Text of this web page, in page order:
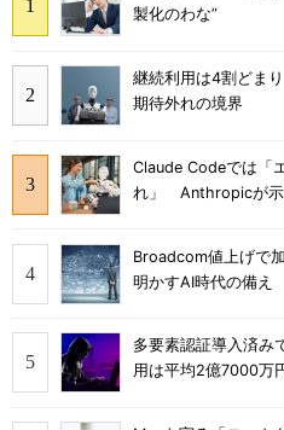
製化のわな”
継続利用は4割どま
期待外れの境界
Claude Codeでは「
れ」 Anthropicが示
Broadcom値上げで
明かすAI時代の備え
多要素認証導入済
用は平均2億7000万